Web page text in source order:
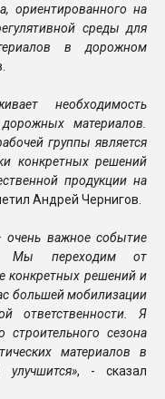
ориентированного на
среды для
в дорожном
необходимость
материалов.
группы является
конкретных решений
продукции на
Андрей Чернигов.
очень важное событие
Мы переходим от
конкретных решений и
большей мобилизации
ответственности. Я
сезона
материалов в
, - сказал